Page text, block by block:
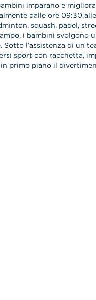
imparano e
dalle ore 09:30
squash, padel,
i bambini svolgono
l’assistenza di un
sport con racchetta,
primo piano il